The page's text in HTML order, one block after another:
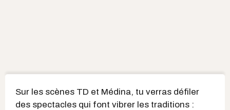
Sur les scènes TD et Médina, tu verras défiler
des spectacles qui font vibrer les traditions :